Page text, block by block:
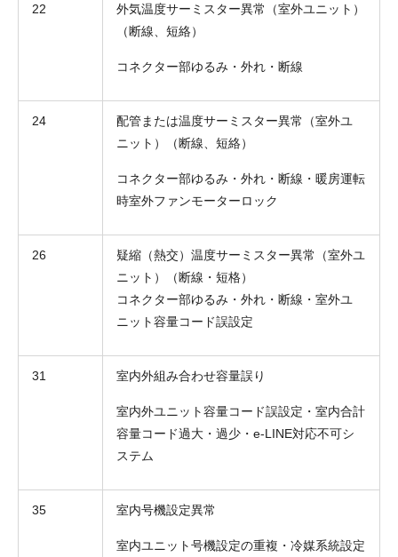
22
外気温度サーミスター異常（室外ユニット）
（断線、短絡）
コネクター部ゆるみ・外れ・断線
24
配管または温度サーミスター異常（室外ユ
ニット）（断線、短絡）
コネクター部ゆるみ・外れ・断線・暖房運転
時室外ファンモーターロック
26
疑縮（熱交）温度サーミスター異常（室外ユ
ニット）（断線・短格）
コネクター部ゆるみ・外れ・断線・室外ユ
ニット容量コード誤設定
31 室内外組み合わせ容量誤り
室内外ユニット容量コード誤設定・室内合計
容量コード過大・過少・e-LINE対応不可シ
ステム
35 室内号機設定異常
室内ユニット号機設定の重複・冷媒系統設定
お問合せ内容
(ご選択ください)
その他
メッセージ